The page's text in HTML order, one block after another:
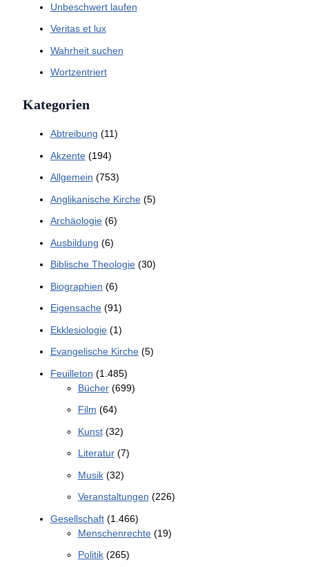
Unbeschwert laufen
Veritas et lux
Wahrheit suchen
Wortzentriert
Kategorien
Abtreibung (11)
Akzente(194)
Allgemein (753)
Anglikanische Kirche(5)
Archäologie(6)
Ausbildung (6)
Biblische Theologie(30)
Biographien (6)
Eigensache(91)
Ekklesiologie(1)
Evangelische Kirche(5)
Feuilleton (1.485)
Bücher(699)
Film (64)
Kunst(32)
Literatur(7)
Musik(32)
Veranstaltungen (226)
Gesellschaft(1.466)
Menschenrechte(19)
Politik(265)